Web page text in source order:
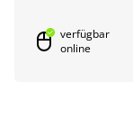
verfügbar
online